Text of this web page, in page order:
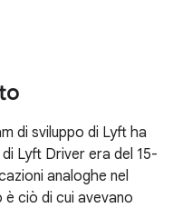
di sviluppo di Lyft ha
Lyft Driver era del 15-
analoghe nel
ciò di cui avevano